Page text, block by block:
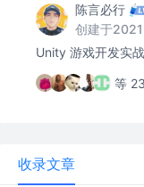
陈言必行
创建于
Unity 游戏开发实
等
收录文章